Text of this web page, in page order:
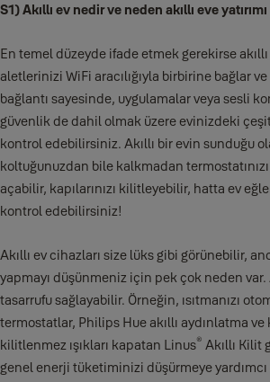
S1) Akıllı ev nedir ve neden akıllı eve
En temel düzeyde ifade etmek gerekirse
aletlerinizi WiFi aracılığıyla birbirine bağlar
bağlantı sayesinde, uygulamalar veya sesli
güvenlik de dahil olmak üzere evinizdeki
kontrol edebilirsiniz. Akıllı bir evin sunduğu
koltuğunuzdan bile kalkmadan termostatınızı
açabilir, kapılarınızı kilitleyebilir, hatta ev
kontrol edebilirsiniz!
Akıllı ev cihazları size lüks gibi görünebilir,
yapmayı düşünmeniz için pek çok neden var.
tasarrufu sağlayabilir. Örneğin, ısıtmanızı
termostatlar, Philips Hue akıllı aydınlatma ve
kilitlenmez ışıkları kapatan Linus® Akıllı Kilit
genel enerji tüketiminizi düşürmeye yardımcı